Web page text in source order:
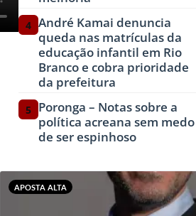
4 André Kamai denuncia
queda nas matrículas da
educação infantil em Rio
Branco e cobra prioridade
da prefeitura
5 Poronga – Notas sobre a
política acreana sem medo
de ser espinhoso
APOSTA ALTA